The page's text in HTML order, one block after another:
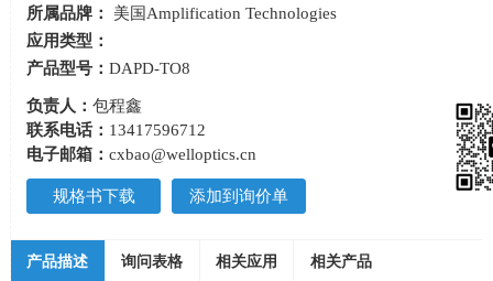
所属品牌：
美国Amplification Technologies
应用类型：
产品型号：DAPD-TO8
负责人：包程鑫
联系电话： 13417596712
电子邮箱：cxbao@welloptics.cn
规格书下载 添加到询价单
产品描述 询问表格 相关应用 相关产品